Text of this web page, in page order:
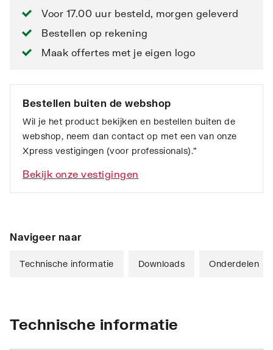
Voor 17.00 uur besteld, morgen geleverd
Bestellen op rekening
Maak offertes met je eigen logo
Bestellen buiten de webshop
Wil je het product bekijken en bestellen buiten de
webshop, neem dan contact op met een van onze
Xpress vestigingen (voor professionals).”
Bekijk onze vestigingen
Navigeer naar
Technische informatie Downloads Onderdelen
Technische informatie